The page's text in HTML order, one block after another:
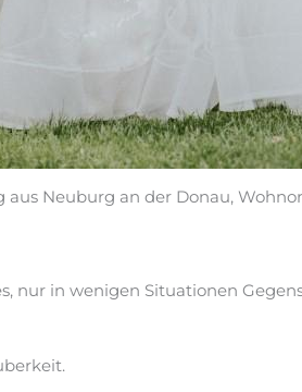
Neuburg an der Donau,
nur in wenigen Situationen